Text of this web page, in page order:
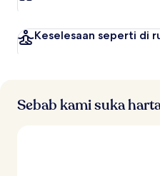
Keselesaan seperti di
Sebab kami suka